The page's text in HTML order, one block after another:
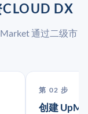
DX
通过二级市
第 02 步
创建